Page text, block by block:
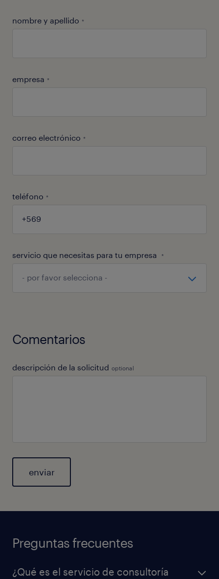
nombre y apellido *
empresa *
correo electrónico *
teléfono *
servicio que necesitas para tu empresa *
Comentarios
descripción de la solicitud optional
Preguntas frecuentes
¿Qué es el servicio de consultoría